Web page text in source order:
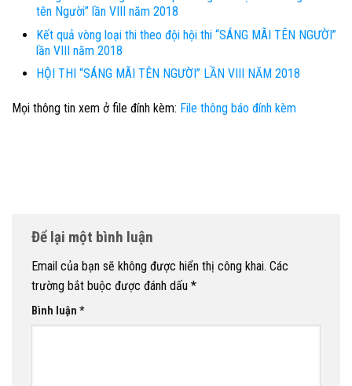
tên Người” lần VIII năm 2018
Kết quả vòng loại thi theo đội hội thi “SÁNG MÃI TÊN NGƯỜI”
lần VIII năm 2018
HỘI THI “SÁNG MÃI TÊN NGƯỜI” LẦN VIII NĂM 2018
Mọi thông tin xem ở file đính kèm: File thông báo đính kèm
Để lại một bình luận
Email của bạn sẽ không được hiển thị công khai. Các
trường bắt buộc được đánh dấu *
Bình luận *